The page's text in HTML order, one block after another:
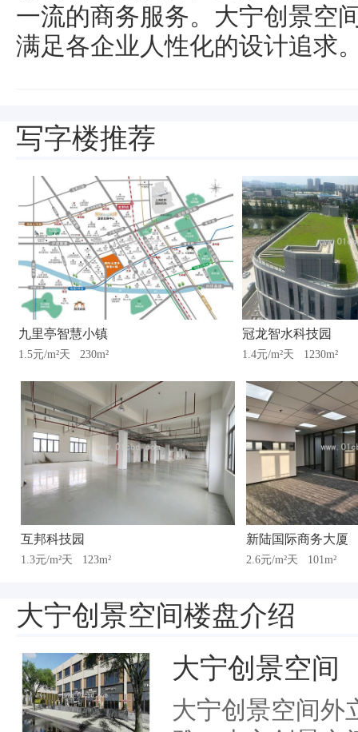
一流的商务服务。大宁创景空
满足各企业人性化的设计追求
写字楼推荐
九里亭智慧小镇
1.5元/m²天 230m²
冠龙智水科技园
1.4元/m²天 1230m²
互邦科技园
1.3元/m²天 123m²
新陆国际商务大厦
2.6元/m²天 101m²
大宁创景空间楼盘介绍
大宁创景空间
大宁创景空间外